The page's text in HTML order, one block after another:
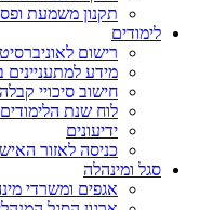
תקנון משמעת
לימודים
רישום
מידע למתעניינים
חישוב סיכויי
לוח שנת הלימודים
ידיעונים
כניסה לאזור
סגל ומינהלה
אגפים ומשרדי